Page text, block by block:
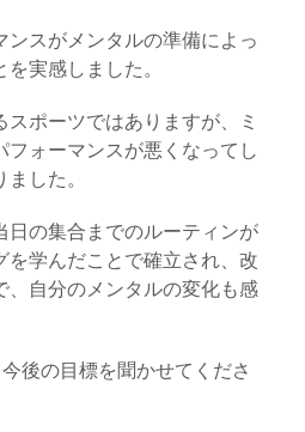
ンスがメンタルの準備によっ
実感しました。
ポーツではありますが、ミ
フォーマンスが悪くなってし
した。
日の集合までのルーティンが
を学んだことで確立され、改
、自分のメンタルの変化も感
後の目標を聞かせてくださ